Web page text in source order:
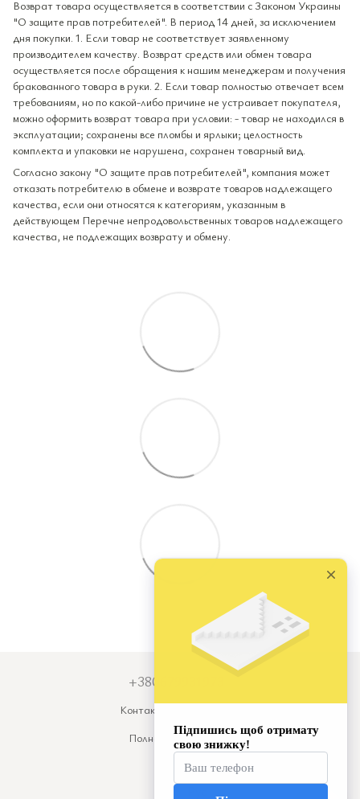
Возврат товара осуществляется в соответствии с Законом Украины
"О защите прав потребителей". В период 14 дней, за исключением
дня покупки. 1. Если товар не соответствует заявленному
производителем качеству. Возврат средств или обмен товара
осуществляется после обращения к нашим менеджерам и получения
бракованного товара в руки. 2. Если товар полностью отвечает всем
требованиям, но по какой-либо причине не устраивает покупателя,
можно оформить возврат товара при условии: - товар не находился в
эксплуатации; сохранены все пломбы и ярлыки; целостность
комплекта и упаковки не нарушена, сохранен товарный вид.
Согласно закону "О защите прав потребителей", компания может
отказать потребителю в обмене и возврате товаров надлежащего
качества, если они относятся к категориям, указанным в
действующем Перечне непродовольственных товаров надлежащего
качества, не подлежащих возврату и обмену.
+380679931973
Контактная информация
Полная версия сайта
© 2026
Укр